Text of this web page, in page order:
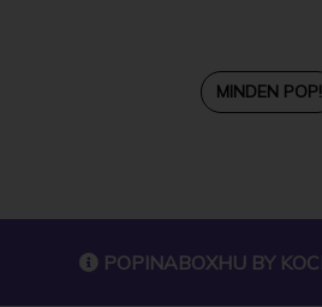
MINDEN POP!
POPINABOXHU BY